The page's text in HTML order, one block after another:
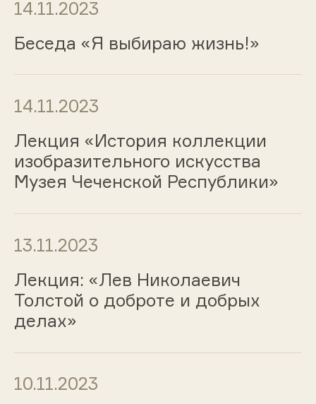
14.11.2023
Беседа «Я выбираю жизнь!»
14.11.2023
Лекция «История коллекции
изобразительного искусства
Музея Чеченской Республики»
13.11.2023
Лекция: «Лев Николаевич
Толстой о доброте и добрых
делах»
10.11.2023